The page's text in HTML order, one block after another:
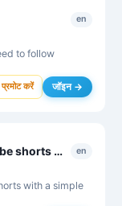
en
to follow
प्रमोट करें जॉइन →
Скачать видео с Ютуба | YouTube shorts Downloader en
with a simple